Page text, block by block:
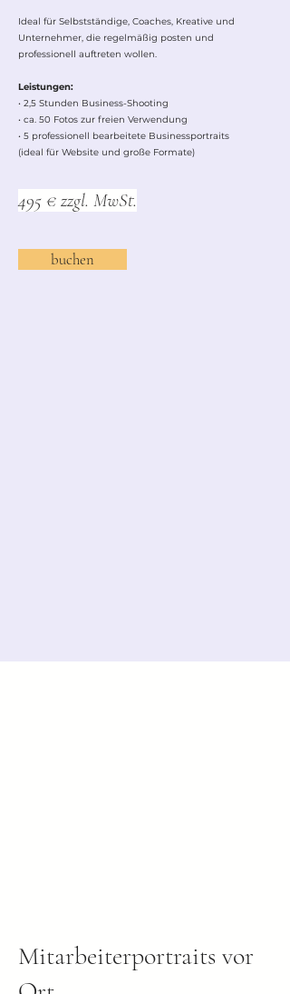
Ideal für Selbstständige, Coaches, Kreative und
Unternehmer, die regelmäßig posten und
professionell auftreten wollen.
Leistungen:
• 2,5 Stunden Business-Shooting
• ca. 50 Fotos zur freien Verwendung
• 5 professionell bearbeitete Businessportraits
(ideal für Website und große Formate)
495 € zzgl. MwSt.
buchen
Mitarbeiterportraits vor